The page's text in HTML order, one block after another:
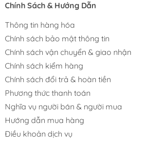
Chính Sách & Hướng Dẫn
Thông tin hàng hóa
Chính sách bảo mật thông tin
Chính sách vận chuyển & giao nhận
Chính sách kiểm hàng
Chính sách đổi trả & hoàn tiền
Phương thức thanh toán
Nghĩa vụ người bán & người mua
Hướng dẫn mua hàng
Điều khoản dịch vụ